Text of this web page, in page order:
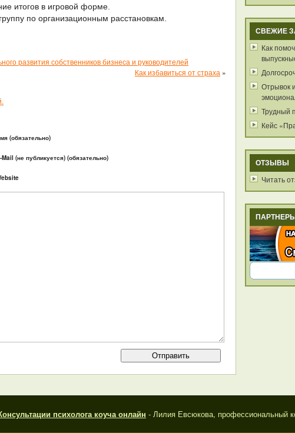
итогов в игровой форме.
по организационным расстановкам.
развития собственников бизнеса и руководителей
Как избавиться от страха »
(обязательно)
Mail (не публикуется) (обязательно)
СВЕЖИЕ
Как
Отрывок
Трудный
Кейс
ОТЗЫВЫ
Читать
ПАРТНЕРЫ
психолога коуча онлайн - Лилия Евсюкова, профессиональный